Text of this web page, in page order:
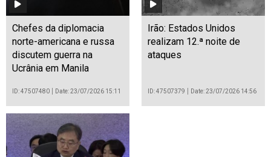
Chefes da diplomacia
norte-americana e russa
discutem guerra na
Ucrânia em Manila
ID: 47507480 Date: 23/07/2026 15:11
Irão: Estados Unidos
realizam 12.ª noite de
ataques
ID: 47507379 Date: 23/07/2026 14:56